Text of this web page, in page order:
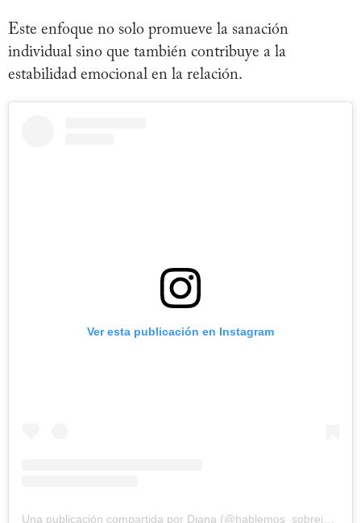
Este enfoque no solo promueve la sanación
individual sino que también contribuye a la
estabilidad emocional en la relación.
Ver esta publicación en Instagram